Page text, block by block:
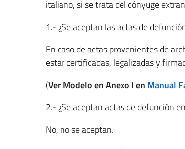
italiano, si se trata del cónyuge
1.- ¿Se aceptan las actas de
En caso de actas provenientes de
estar certificadas, legalizadas y
(Ver Modelo en Anexo I en Manual
2.- ¿Se aceptan actas de defunción
No, no se aceptan.